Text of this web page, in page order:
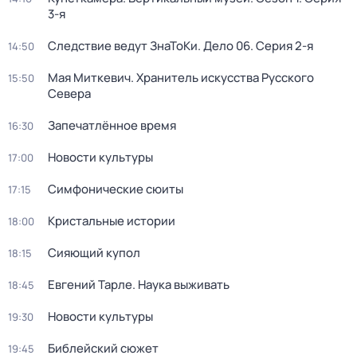
3-я
14:50 Следствие ведут ЗнаТоКи. Дело 06. Серия 2-я
15:50
Мая Миткевич. Хранитель искусства Русского
Севера
16:30 Запечатлённое время
17:00 Новости культуры
17:15 Симфонические сюиты
18:00 Кристальные истории
18:15 Сияющий купол
18:45 Евгений Тарле. Наука выживать
19:30 Новости культуры
19:45 Библейский сюжет